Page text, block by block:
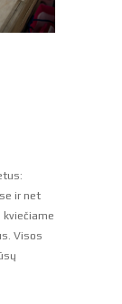
ir net
Visos